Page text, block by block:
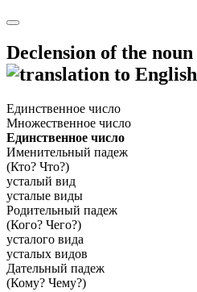
Declension of the noun
Единственное число
Множественное число
Единственное число
Именительный падеж
(Кто? Что?)
усталый вид
усталые виды
Родительный падеж
(Кого? Чего?)
усталого вида
усталых видов
Дательный падеж
(Кому? Чему?)